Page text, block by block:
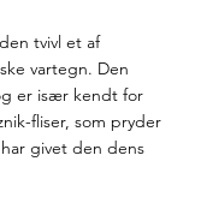
tvivl et af
vartegn. Den
er især kendt for
fliser, som pryder
givet den dens